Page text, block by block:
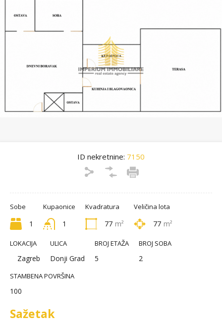
ID nekretnine: 7150
Sobe
1
Kupaonice
1
Kvadratura
77 m²
Veličina lota
77 m²
LOKACIJA
Zagreb
ULICA
Donji Grad
BROJ ETAŽA
5
BROJ SOBA
2
STAMBENA POVRŠINA
100
Sažetak